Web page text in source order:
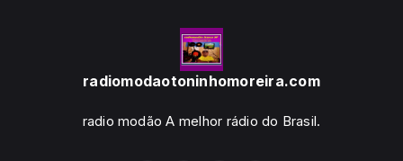
radiomodaotoninhomoreira.com
radio modão A melhor rádio do Brasil.